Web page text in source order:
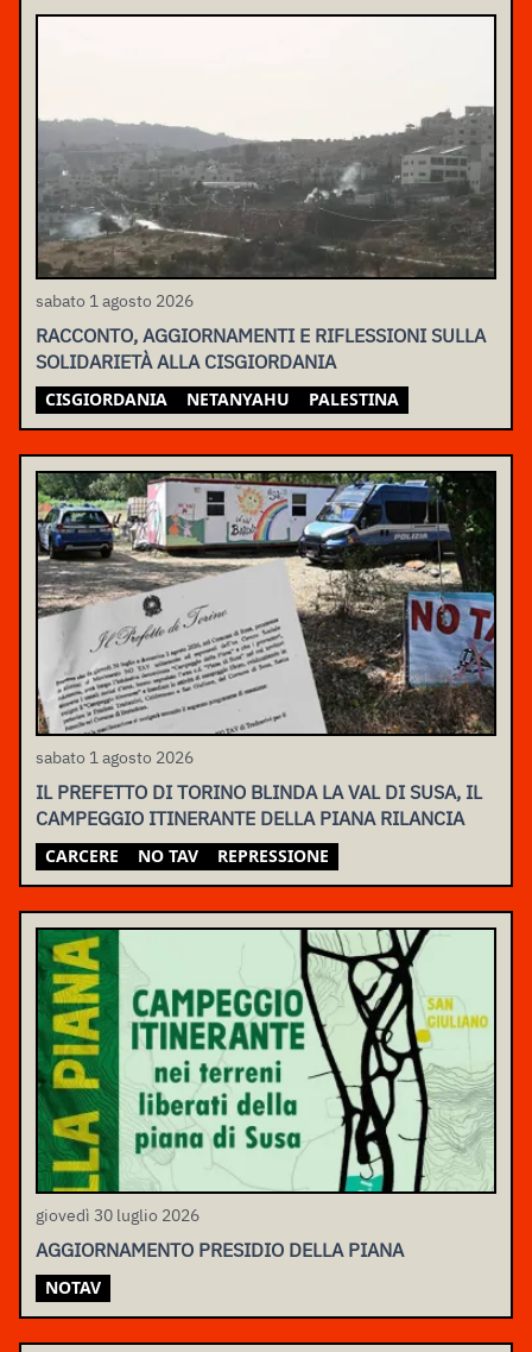
sabato 1 agosto 2026
RACCONTO, AGGIORNAMENTI E RIFLESSIONI SULLA
SOLIDARIETÀ ALLA CISGIORDANIA
CISGIORDANIA NETANYAHU PALESTINA
sabato 1 agosto 2026
IL PREFETTO DI TORINO BLINDA LA VAL DI SUSA, IL
CAMPEGGIO ITINERANTE DELLA PIANA RILANCIA
CARCERE NO TAV REPRESSIONE
giovedì 30 luglio 2026
AGGIORNAMENTO PRESIDIO DELLA PIANA
NOTAV